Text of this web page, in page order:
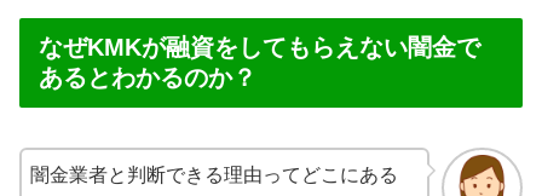
なぜKMKが融資をしてもらえない闇金で
あるとわかるのか？
闇金業者と判断できる理由ってどこにある